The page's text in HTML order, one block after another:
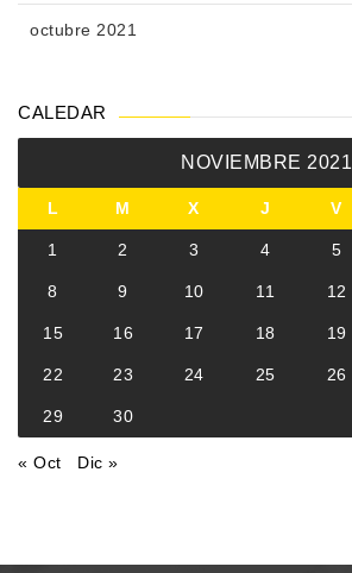
octubre 2021
CALEDAR
NOVIEMBRE 2021
L M X J V
1 2 3 4 5
8 9 10 11 12
15 16 17 18 19
22 23 24 25 26
29 30
« Oct Dic »